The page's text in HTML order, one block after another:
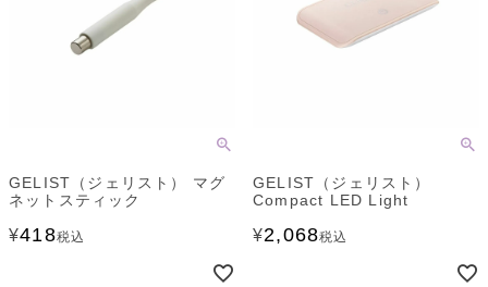
GELIST（ジェリスト） マグ
ネットスティック
¥418税込
GELIST（ジェリスト）
Compact LED Light
¥2,068税込